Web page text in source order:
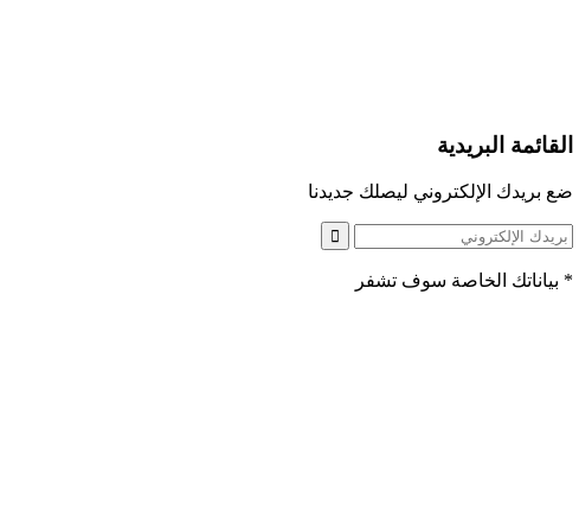
القائمة البريدية
ضع بريدك الإلكتروني ليصلك جديدنا
* بياناتك الخاصة سوف تشفر